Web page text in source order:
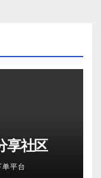
享社区
平台